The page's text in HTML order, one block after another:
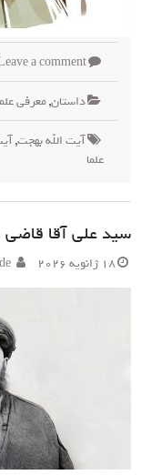
a comment
داستان,معرفی
آیت الله بهجت,
علما
سید علی آقا
18 ژانویه 2026